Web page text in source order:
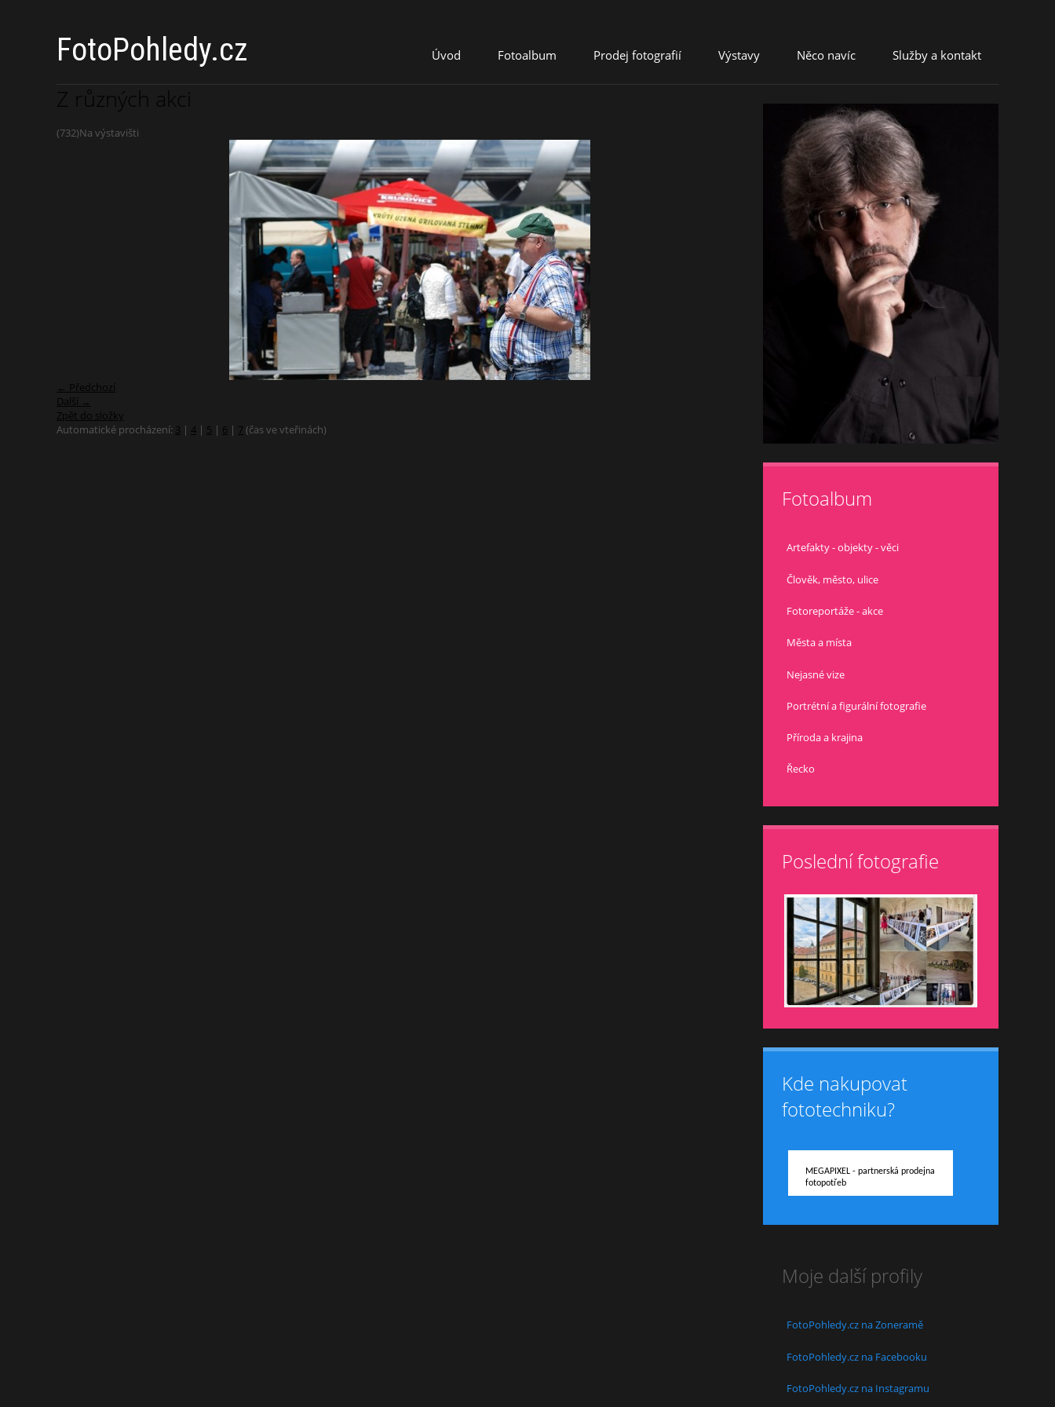
FotoPohledy.cz Úvod Fotoalbum Prodej fotografií Výstavy Něco navíc Služby a kontakt
Z různých akci
(732)Na výstavišti
← Předchozí
Další →
Zpět do složky
Automatické procházení: 3 | 4 | 5 | 6 | 7 (čas ve vteřinách)
Fotoalbum
Artefakty - objekty - věci
Člověk, město, ulice
Fotoreportáže - akce
Města a místa
Nejasné vize
Portrétní a figurální fotografie
Příroda a krajina
Řecko
Poslední fotografie
Kde nakupovat
fototechniku?
MEGAPIXEL - partnerská prodejna
fotopotřeb
Moje další profily
FotoPohledy.cz na Zoneramě
FotoPohledy.cz na Facebooku
FotoPohledy.cz na Instagramu